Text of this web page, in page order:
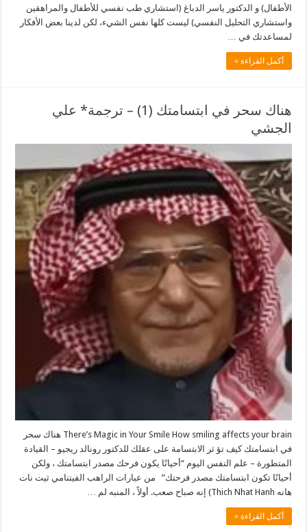
الأطفال) و الدكتور ياسر الدباغ (استشاري طب نفسي للأطفال والمراهقين
واستشاري التحليل النفسي) ليست كلها نفس الشيء، لكن لدينا بعض الأفكار
لمساعدتك في …
أكمل القراءة »
هناك سحر في ابتسامتك (1) – ترجمة* علي
الجشي
There’s Magic in Your Smile How smiling affects your brain هناك سحر
في ابتسامتك كيف تؤ ثر الابتسامة على عقلك للدكتور رونالد ريجيو – القيادة
المتطورة – علم النفس اليوم “أحيانًا يكون فرحك مصدر ابتسامتك ، ولكن
أحيانًا تكون ابتسامتك مصدر فرحتك” من عبارات الراهب الفيتنامي ثيت نات
هانه Thich Nhat Hanh) إنه صباح صعب. أولاً ، المنبه لم …
أكمل القراءة »